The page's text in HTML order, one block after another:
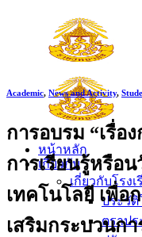
หน้าหลัก
เกี่ยวกับ
เกี่ยวกับโรงเ
ประวัติ
ตราปร
Academic, News and Activity,
การอบรม “เรื่อ
การเรียนรู้หรือ
เทคโนโลยี เพื่อ
เสริมกระบวนก